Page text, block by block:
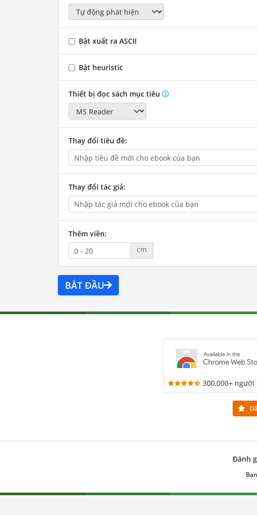
Bật xuất ra ASCII
Bật heuristic
Thiết bị đọc sách mục tiêu
Thay đổi tiêu đề:
Thay đổi tác giả:
Thêm viền:
cm
BẮT ĐẦU
300,000+
Đánh